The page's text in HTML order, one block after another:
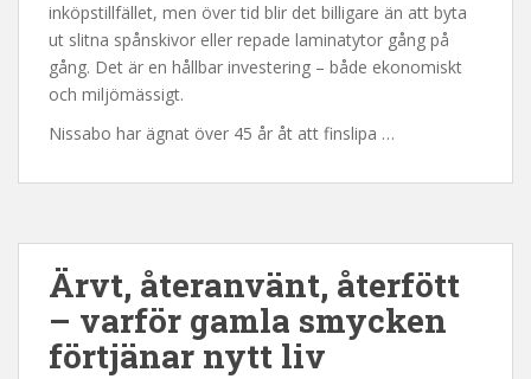
inköpstillfället, men över tid blir det billigare än att byta
ut slitna spånskivor eller repade laminatytor gång på
gång. Det är en hållbar investering – både ekonomiskt
och miljömässigt.
Nissabo har ägnat över 45 år åt att finslipa …
Ärvt, återanvänt, återfött
– varför gamla smycken
förtjänar nytt liv